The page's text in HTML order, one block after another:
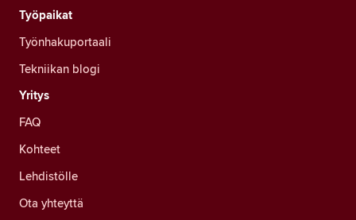
Työpaikat
Työnhakuportaali
Tekniikan blogi
Yritys
FAQ
Kohteet
Lehdistölle
Ota yhteyttä